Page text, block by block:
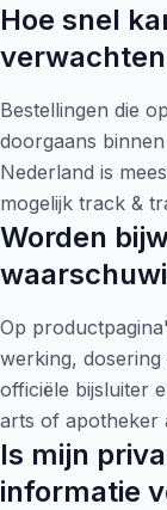
Hoe snel
Bestellingen die
doorgaans
Nederland is
mogelijk track &
Worden
Op
werking, dosering
officiële bijsluiter
arts of apotheker
Is mijn
informatie